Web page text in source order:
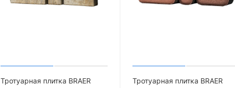
Тротуарная плитка BRAER
Тротуарная плитка BRAER